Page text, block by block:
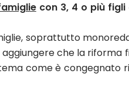
con 3, 4 o più figli
soprattutto
che la
come è congegnato